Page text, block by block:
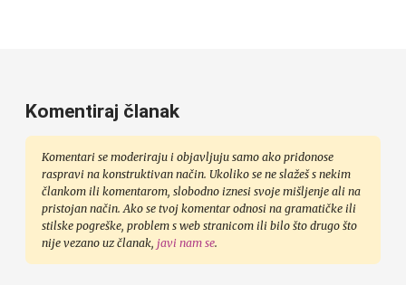
Komentiraj članak
Komentari se moderiraju i objavljuju samo ako pridonose
raspravi na konstruktivan način. Ukoliko se ne slažeš s nekim
člankom ili komentarom, slobodno iznesi svoje mišljenje ali na
pristojan način. Ako se tvoj komentar odnosi na gramatičke ili
stilske pogreške, problem s web stranicom ili bilo što drugo što
nije vezano uz članak, javi nam se.